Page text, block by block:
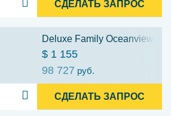
СДЕЛАТЬ ЗАПРОС
Deluxe Family Oceanview
$ 1 155
98 727 руб.
СДЕЛАТЬ ЗАПРОС